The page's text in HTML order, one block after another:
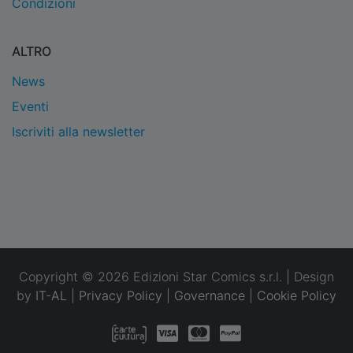
Condizioni
ALTRO
News
Eventi
Iscriviti alla newsletter
Copyright © 2026 Edizioni Star Comics s.r.l. | Design
by IT-AL Privacy Policy Governance Cookie Policy